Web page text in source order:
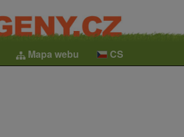
Mapa webu CS